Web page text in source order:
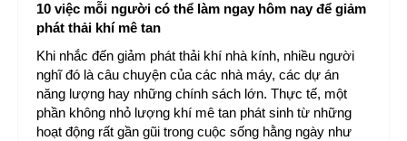
10 việc mỗi người có thể làm ngay hôm nay để giảm
phát thải khí mê tan
Khi nhắc đến giảm phát thải khí nhà kính, nhiều người
nghĩ đó là câu chuyện của các nhà máy, các dự án
năng lượng hay những chính sách lớn. Thực tế, một
phần không nhỏ lượng khí mê tan phát sinh từ những
hoạt động rất gần gũi trong cuộc sống hằng ngày như